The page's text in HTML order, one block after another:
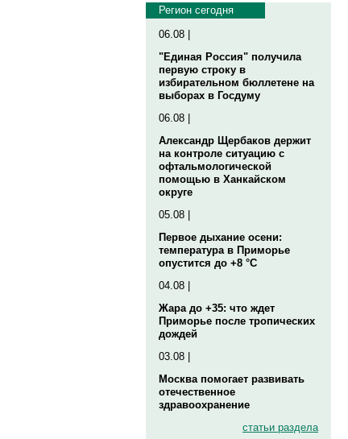
Регион сегодня
06.08 |
"Единая Россия" получила
первую строку в
избирательном бюллетене на
выборах в Госдуму
06.08 |
Александр Щербаков держит
на контроле ситуацию с
офтальмологической
помощью в Ханкайском
округе
05.08 |
Первое дыхание осени:
температура в Приморье
опустится до +8 °C
04.08 |
Жара до +35: что ждет
Приморье после тропических
дождей
03.08 |
Москва помогает развивать
отечественное
здравоохранение
статьи раздела